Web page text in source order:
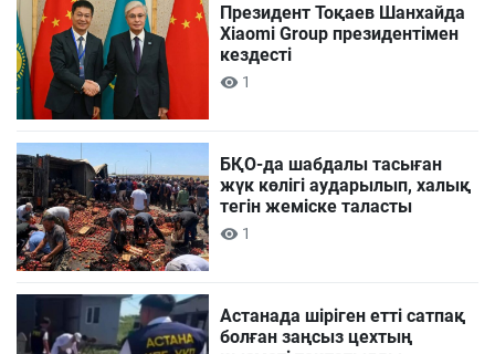
Президент Тоқаев Шанхайда
Xiaomi Group президентімен
кездесті
1
БҚО-да шабдалы тасыған
жүк көлігі аударылып, халық
тегін жеміске таласты
1
Астанада шіріген етті сатпақ
болған заңсыз цехтың